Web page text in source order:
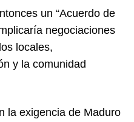
un “Acuerdo de
negociaciones
locales,
y la comunidad
la exigencia de Maduro